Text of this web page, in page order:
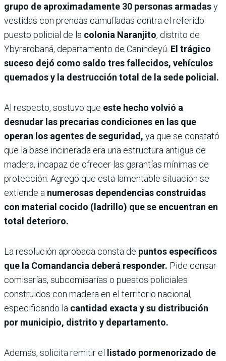
grupo de aproximadamente 30 personas armadasy
vestidas con prendas camufladas contra el referido
puesto policial de la colonia Naranjito, distrito de
Ybyrarobaná, departamento de Canindeyú. El trágico
suceso dejó como saldo tres fallecidos, vehículos
quemados y la destrucción total de la sede policial.
Al respecto, sostuvo que este hecho volvió a
desnudar las precarias condiciones en las que
operan los agentes de seguridad, ya que se constató
que la base incinerada era una estructura antigua de
madera, incapaz de ofrecer las garantías mínimas de
protección. Agregó que esta lamentable situación se
extiende a numerosas dependencias construidas
con material cocido (ladrillo) que se encuentran en
total deterioro.
La resolución aprobada consta de puntos específicos
que la Comandancia deberá responder. Pide censar
comisarías, subcomisarías o puestos policiales
construidos con madera en el territorio nacional,
especificando la cantidad exacta y su distribución
por municipio, distrito y departamento.
Además, solicita remitir el
listado pormenorizado de